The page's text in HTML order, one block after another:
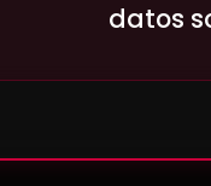
datos